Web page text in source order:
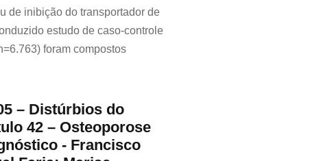
de inibição do transportador de
estudo de caso-controle
foram compostos
– Distúrbios do
42 – Osteoporose
- Francisco